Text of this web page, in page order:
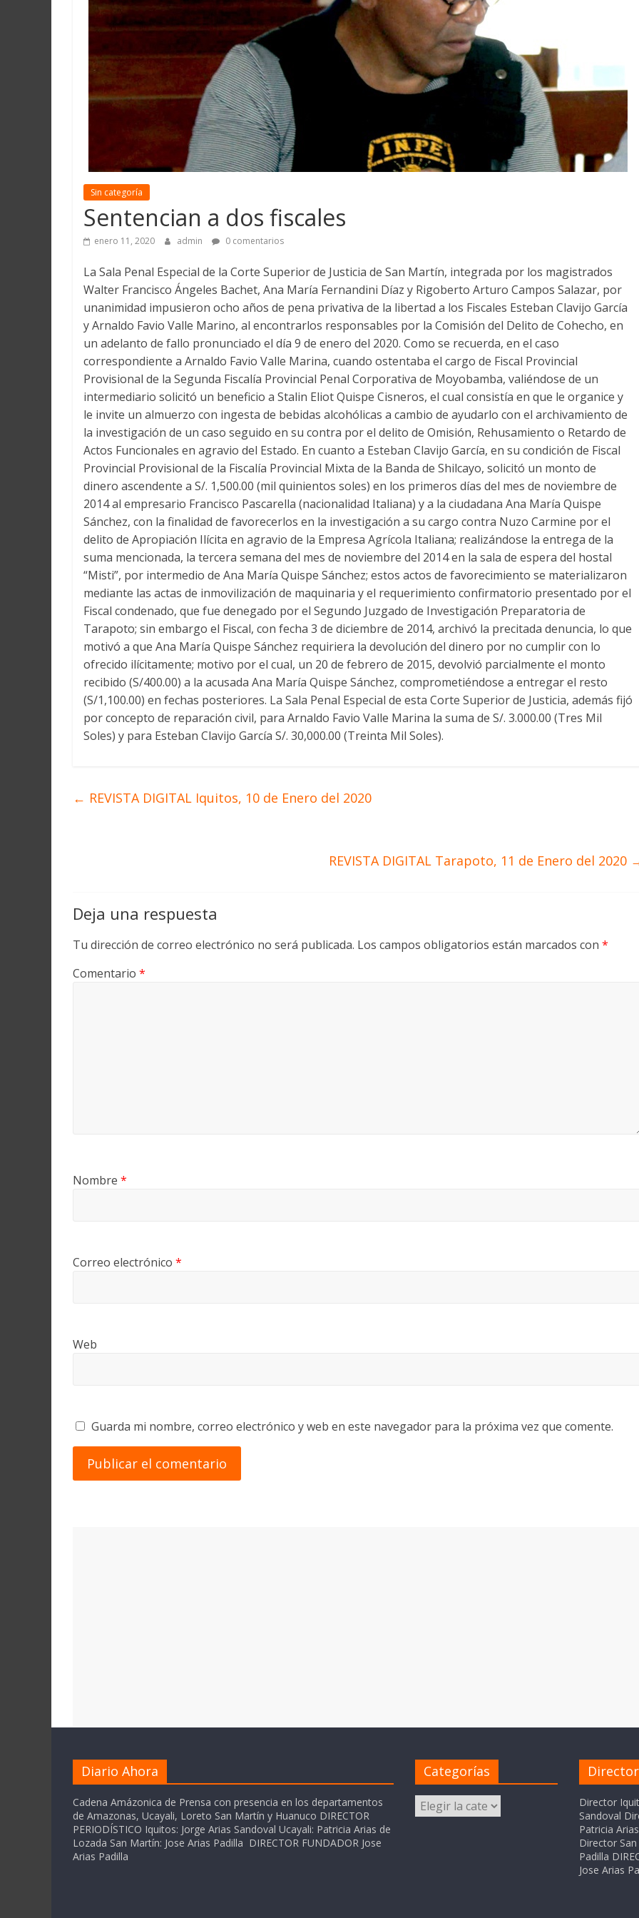
Martín
Sin categoría
Sentencian a dos fiscales
enero 11, 2020 admin 0 comentarios
La Sala Penal Especial de la Corte Superior de Justicia de San Martín, integrada por los magistrados
Walter Francisco Ángeles Bachet, Ana María Fernandini Díaz y Rigoberto Arturo Campos Salazar, por
unanimidad impusieron ocho años de pena privativa de la libertad a los Fiscales Esteban Clavijo García
y Arnaldo Favio Valle Marino, al encontrarlos responsables por la Comisión del Delito de Cohecho, en
un adelanto de fallo pronunciado el día 9 de enero del 2020. Como se recuerda, en el caso
correspondiente a Arnaldo Favio Valle Marina, cuando ostentaba el cargo de Fiscal Provincial
Provisional de la Segunda Fiscalía Provincial Penal Corporativa de Moyobamba, valiéndose de un
intermediario solicitó un beneficio a Stalin Eliot Quispe Cisneros, el cual consistía en que le organice y
le invite un almuerzo con ingesta de bebidas alcohólicas a cambio de ayudarlo con el archivamiento de
la investigación de un caso seguido en su contra por el delito de Omisión, Rehusamiento o Retardo de
Actos Funcionales en agravio del Estado. En cuanto a Esteban Clavijo García, en su condición de Fiscal
Provincial Provisional de la Fiscalía Provincial Mixta de la Banda de Shilcayo, solicitó un monto de
dinero ascendente a S/. 1,500.00 (mil quinientos soles) en los primeros días del mes de noviembre de
2014 al empresario Francisco Pascarella (nacionalidad Italiana) y a la ciudadana Ana María Quispe
Sánchez, con la finalidad de favorecerlos en la investigación a su cargo contra Nuzo Carmine por el
delito de Apropiación Ilícita en agravio de la Empresa Agrícola Italiana; realizándose la entrega de la
suma mencionada, la tercera semana del mes de noviembre del 2014 en la sala de espera del hostal
“Misti”, por intermedio de Ana María Quispe Sánchez; estos actos de favorecimiento se materializaron
mediante las actas de inmovilización de maquinaria y el requerimiento confirmatorio presentado por el
Fiscal condenado, que fue denegado por el Segundo Juzgado de Investigación Preparatoria de
Tarapoto; sin embargo el Fiscal, con fecha 3 de diciembre de 2014, archivó la precitada denuncia, lo que
motivó a que Ana María Quispe Sánchez requiriera la devolución del dinero por no cumplir con lo
ofrecido ilícitamente; motivo por el cual, un 20 de febrero de 2015, devolvió parcialmente el monto
recibido (S/400.00) a la acusada Ana María Quispe Sánchez, comprometiéndose a entregar el resto
(S/1,100.00) en fechas posteriores. La Sala Penal Especial de esta Corte Superior de Justicia, además fijó
por concepto de reparación civil, para Arnaldo Favio Valle Marina la suma de S/. 3.000.00 (Tres Mil
Soles) y para Esteban Clavijo García S/. 30,000.00 (Treinta Mil Soles).
← REVISTA DIGITAL Iquitos, 10 de Enero del 2020
REVISTA DIGITAL Tarapoto, 11 de Enero del 2020
Deja una respuesta
Tu dirección de correo electrónico no será publicada. Los campos obligatorios están marcados con *
Comentario *
Nombre *
Correo electrónico *
Web
Guarda mi nombre, correo electrónico y web en este navegador para la próxima vez que comente.
Diario Ahora
Cadena Amázonica de Prensa con presencia en los departamentos
de Amazonas, Ucayali, Loreto San Martín y Huanuco DIRECTOR
PERIODÍSTICO Iquitos: Jorge Arias Sandoval Ucayali: Patricia Arias de
Lozada San Martín: Jose Arias Padilla DIRECTOR FUNDADOR Jose
Arias Padilla
Categorías
Categorías
Director
Sandoval
Patricia
Director
Padilla
Jose Arias